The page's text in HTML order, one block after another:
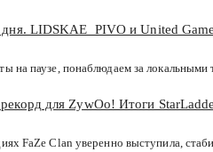
дня. LIDSKAE_PIVO и United
на паузе, понаблюдаем за локальными
для ZywOo! Итоги
FaZe Clan уверенно выступила,